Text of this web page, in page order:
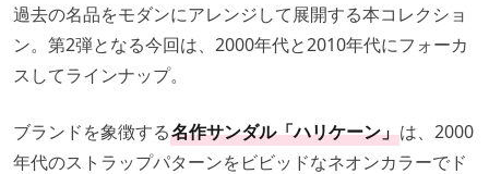
過去の名品をモダンにアレンジして展開する本コレクショ
ン。第2弾となる今回は、2000年代と2010年代にフォーカ
スしてラインナップ。
ブランドを象徴する名作サンダル「ハリケーン」は、2000
年代のストラップパターンをビビッドなネオンカラーでド